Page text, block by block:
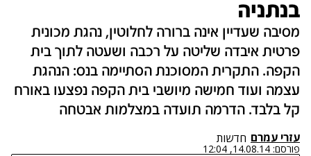
בנתניה
מסיבה שעדיין אינה ברורה לחלוטין, נהגת מכונית
פרטית איבדה שליטה על רכבה ושעטה לתוך בית
הקפה. התקרית המסוכנת הסתיימה בנס: הנהגת
עצמה ועוד חמישה מיושבי בית הקפה נפצעו באורח
קל בלבד. הדרמה תועדה במצלמות אבטחה
עזרי עמרם חדשות
פורסם: 14.08.14, 12:04